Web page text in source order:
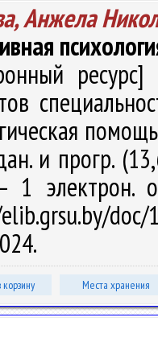
Анжела
и прогр.
1 электрон.
Места хранения